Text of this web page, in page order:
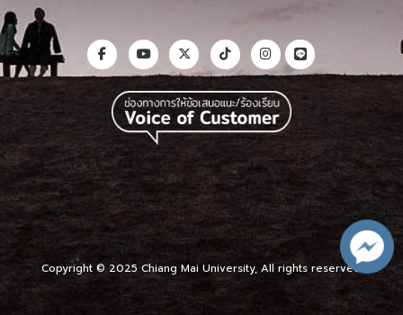
Copyright © 2025 Chiang Mai University, All rights reserved.